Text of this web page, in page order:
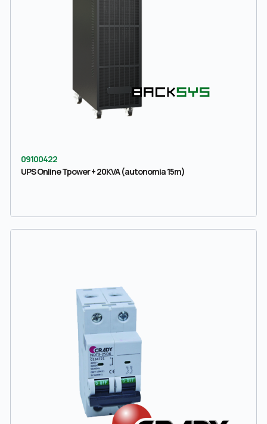
09100422
UPS Online Tpower + 20KVA (autonomia 15m)